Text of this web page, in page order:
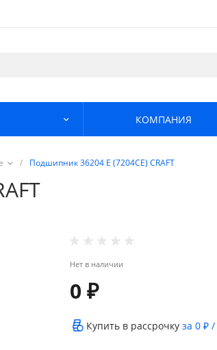
КОМПАНИЯ
/ Подшипник 36204 Е (7204СЕ) CRAFT
Нет в наличии
0 ₽
Купить в рассрочкуза0 ₽ /